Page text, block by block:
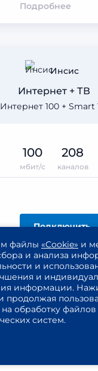
Подробнее
Инсис
Интернет 100 + Smart
Интернет + ТВ
Подключить
Подробнее
100
мбит/с
208
каналов
Инсис
файлы «Cookie» и
и анализа
и
и
информации.
продолжая
обработку файлов
систем.